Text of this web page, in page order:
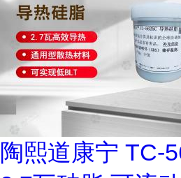
陶熙道康宁 TC-